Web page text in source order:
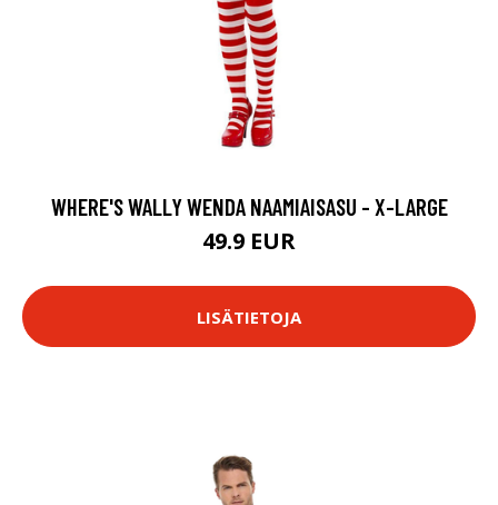
WHERE'S WALLY WENDA NAAMIAISASU - X-LARGE
49.9 EUR
LISÄTIETOJA